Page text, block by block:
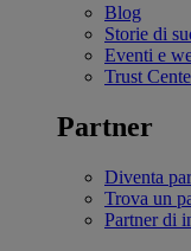
Blog
Storie di
Eventi e
Trust
Partner
Diventa
Trova un
Partner di